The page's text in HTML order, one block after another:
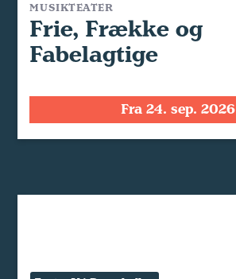
MUSIKTEATER
Frie, Frække og
Fabelagtige
Fra 24. sep. 2026